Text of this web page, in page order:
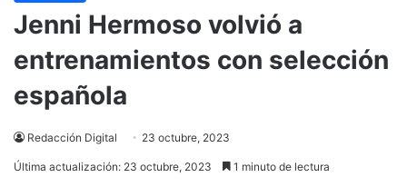
Jenni Hermoso volvió a
entrenamientos con selección
española
Redacción Digital 23 octubre, 2023
Última actualización: 23 octubre, 2023 1 minuto de lectura